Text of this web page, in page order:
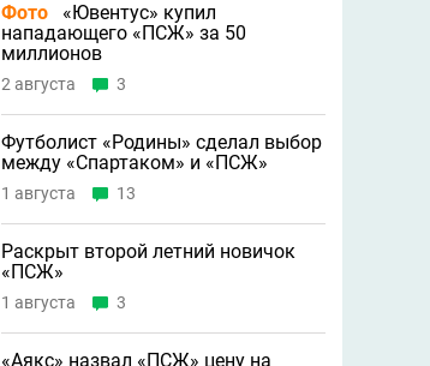
Фото
«Ювентус» купил
нападающего «ПСЖ» за 50
миллионов
2 августа 3
Футболист «Родины» сделал выбор
между «Спартаком» и «ПСЖ»
1 августа 13
Раскрыт второй летний новичок
«ПСЖ»
1 августа 3
«Аякс» назвал «ПСЖ» цену на